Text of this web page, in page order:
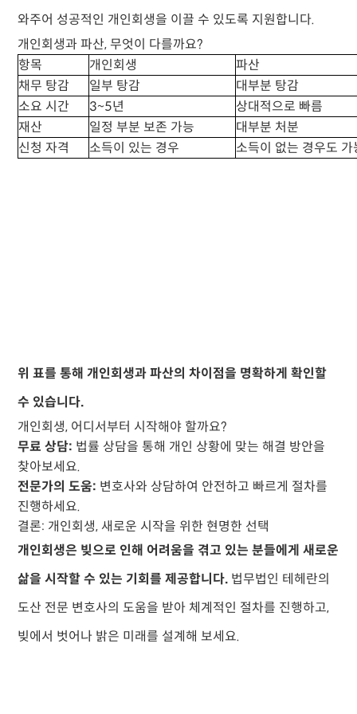
와주어 성공적인 개인회생을 이끌 수 있도록 지원합니다.
개인회생과 파산, 무엇이 다를까요?
항목
개인회생
파산
채무 탕감
일부 탕감
대부분 탕감
소요 시간
3~5년
상대적으로 빠름
재산
일정 부분 보존 가능
대부분 처분
신청 자격
소득이 있는 경우 소득이 없는 경우도 가
위 표를 통해 개인회생과 파산의 차이점을 명확하게 확인할
수 있습니다.
개인회생, 어디서부터 시작해야 할까요?
무료 상담: 법률 상담을 통해 개인 상황에 맞는 해결 방안을
찾아보세요.
전문가의 도움: 변호사와 상담하여 안전하고 빠르게 절차를
진행하세요.
결론: 개인회생, 새로운 시작을 위한 현명한 선택
개인회생은 빚으로 인해 어려움을 겪고 있는 분들에게 새로운
삶을 시작할 수 있는 기회를 제공합니다. 법무법인 테헤란의
도산 전문 변호사의 도움을 받아 체계적인 절차를 진행하고,
빚에서 벗어나 밝은 미래를 설계해 보세요.